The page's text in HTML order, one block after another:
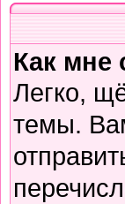
Как мне
Легко,
темы.